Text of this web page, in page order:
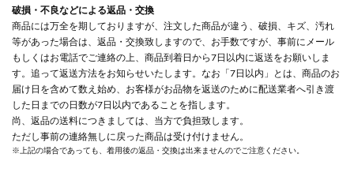
破損・不良などによる返品・交換
商品には万全を期しておりますが、注文した商品が違う、破損、キズ、汚れ
等があった場合は、返品・交換致しますので、お手数ですが、事前にメール
もしくはお電話でご連絡の上、商品到着日から7日以内に返送をお願いしま
す。追って返送方法をお知らせいたします。なお「7日以内」とは、商品のお
届け日を含めて数え始め、お客様がお品物を返送のために配送業者へ引き渡
した日までの日数が7日以内であることを指します。
尚、返品の送料につきましては、当方で負担致します。
ただし事前の連絡無しに戻った商品は受け付けません。
※上記の場合であっても、着用後の返品・交換は出来ませんのでご注意ください。